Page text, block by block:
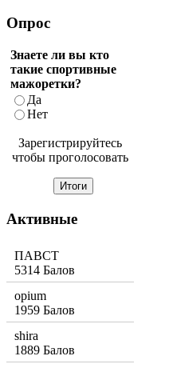
Опрос
Знаете ли вы кто
такие спортивные
мажоретки?
Да
Нет
Зарегистрируйтесь
чтобы проголосовать
Активные
ПАВСТ
5314 Балов
opium
1959 Балов
shira
1889 Балов